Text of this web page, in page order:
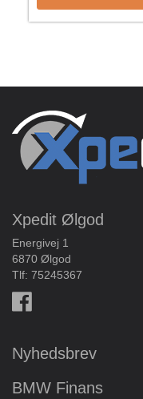
Xpedit Ølgod
Energivej 1
6870 Ølgod
Tlf: 75245367
Nyhedsbrev
BMW Finans